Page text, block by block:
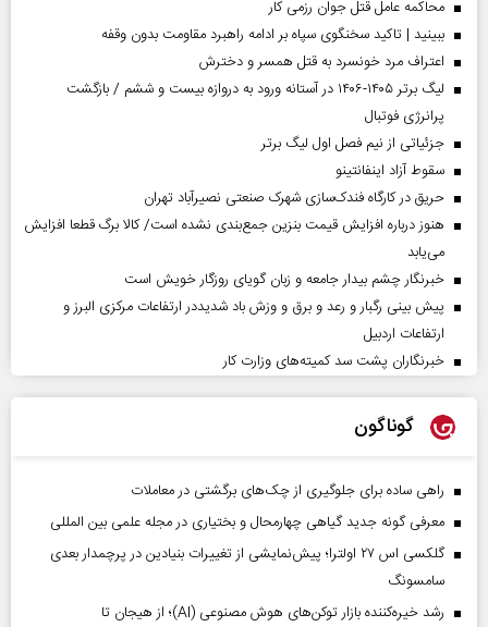
محاکمه عامل قتل جوان رزمی کار
ببینید | تاکید سخنگوی سپاه بر ادامه راهبرد مقاومت بدون وقفه
اعتراف مرد خونسرد به قتل همسر و دخترش
لیگ برتر ۱۴۰۵-۱۴۰۶ در آستانه ورود به دروازه بیست و ششم / بازگشت
پرانرژی فوتبال
جزئیاتی از نیم فصل اول لیگ برتر
سقوط آزاد اینفانتینو
حریق در کارگاه فندک‌سازی شهرک صنعتی نصیرآباد تهران
هنوز درباره افزایش قیمت بنزین جمع‌بندی نشده است/ کالا برگ قطعا افزایش
می‌یابد
خبرنگار چشم بیدار جامعه و زبان گویای روزگار خویش است
پیش بینی رگبار و رعد و برق و وزش باد شدیددر ارتفاعات مرکزی البرز و
ارتفاعات اردبیل
خبرنگاران پشت سد کمیته‌های وزارت کار
گوناگون
راهی ساده برای جلوگیری از چک‌های برگشتی در معاملات
معرفی گونه جدید گیاهی چهارمحال و بختیاری در مجله علمی بین المللی
گلکسی اس ۲۷ اولترا؛ پیش‌نمایشی از تغییرات بنیادین در پرچمدار بعدی
سامسونگ
رشد خیره‌کننده بازار توکن‌های هوش مصنوعی (AI)؛ از هیجان تا